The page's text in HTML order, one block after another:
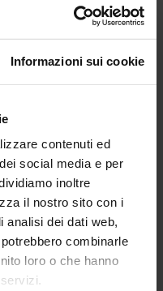
Informazioni sui cookie
contenuti ed
social media e per
inoltre
il nostro sito con i
analisi dei dati web,
combinarle
loro o che hanno
locandina 21 aprile SVLC (2).jpeg
locandina 27 aprile MASAF (1).jpeg